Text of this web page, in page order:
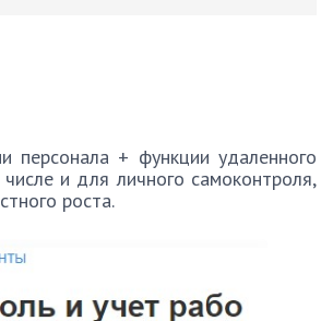
персонала + функции удаленного
и для личного самоконтроля,
роста.